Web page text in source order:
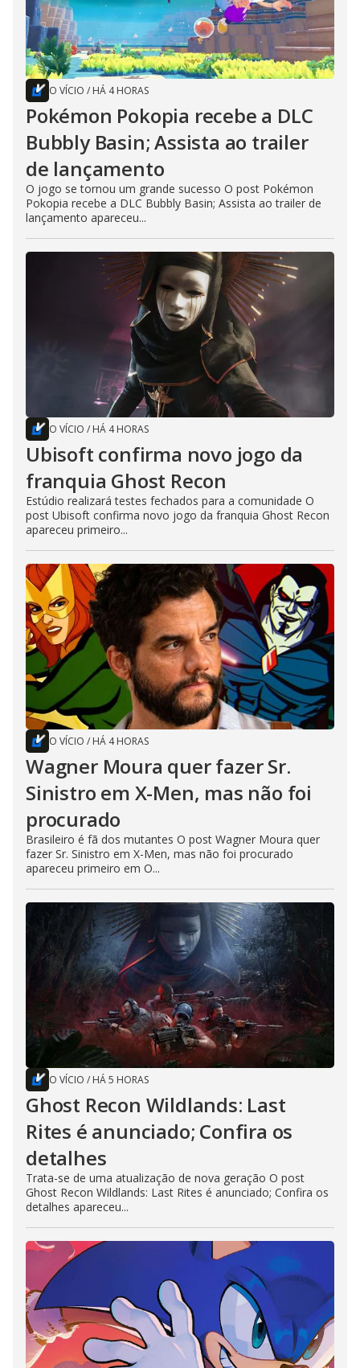
O VÍCIO / HÁ 4 HORAS
Pokémon Pokopia recebe a DLC
Bubbly Basin; Assista ao trailer
de lançamento
O jogo se tornou um grande sucesso O post Pokémon
Pokopia recebe a DLC Bubbly Basin; Assista ao trailer de
lançamento apareceu...
O VÍCIO / HÁ 4 HORAS
Ubisoft confirma novo jogo da
franquia Ghost Recon
Estúdio realizará testes fechados para a comunidade O
post Ubisoft confirma novo jogo da franquia Ghost Recon
apareceu primeiro...
O VÍCIO / HÁ 4 HORAS
Wagner Moura quer fazer Sr.
Sinistro em X-Men, mas não foi
procurado
Brasileiro é fã dos mutantes O post Wagner Moura quer
fazer Sr. Sinistro em X-Men, mas não foi procurado
apareceu primeiro em O...
O VÍCIO / HÁ 5 HORAS
Ghost Recon Wildlands: Last
Rites é anunciado; Confira os
detalhes
Trata-se de uma atualização de nova geração O post
Ghost Recon Wildlands: Last Rites é anunciado; Confira os
detalhes apareceu...